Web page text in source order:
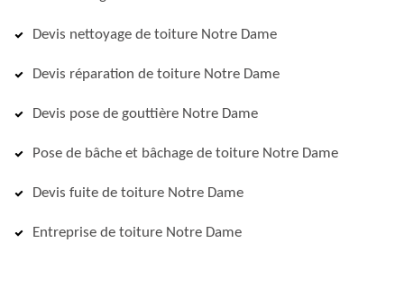
Devis nettoyage de toiture Notre Dame
Devis réparation de toiture Notre Dame
Devis pose de gouttière Notre Dame
Pose de bâche et bâchage de toiture Notre Dame
Devis fuite de toiture Notre Dame
Entreprise de toiture Notre Dame